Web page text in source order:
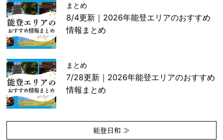
まとめ
8/4更新｜2026年能登エリアのおすすめ
情報まとめ
まとめ
7/28更新｜2026年能登エリアのおすすめ
情報まとめ
能登日和 ≫